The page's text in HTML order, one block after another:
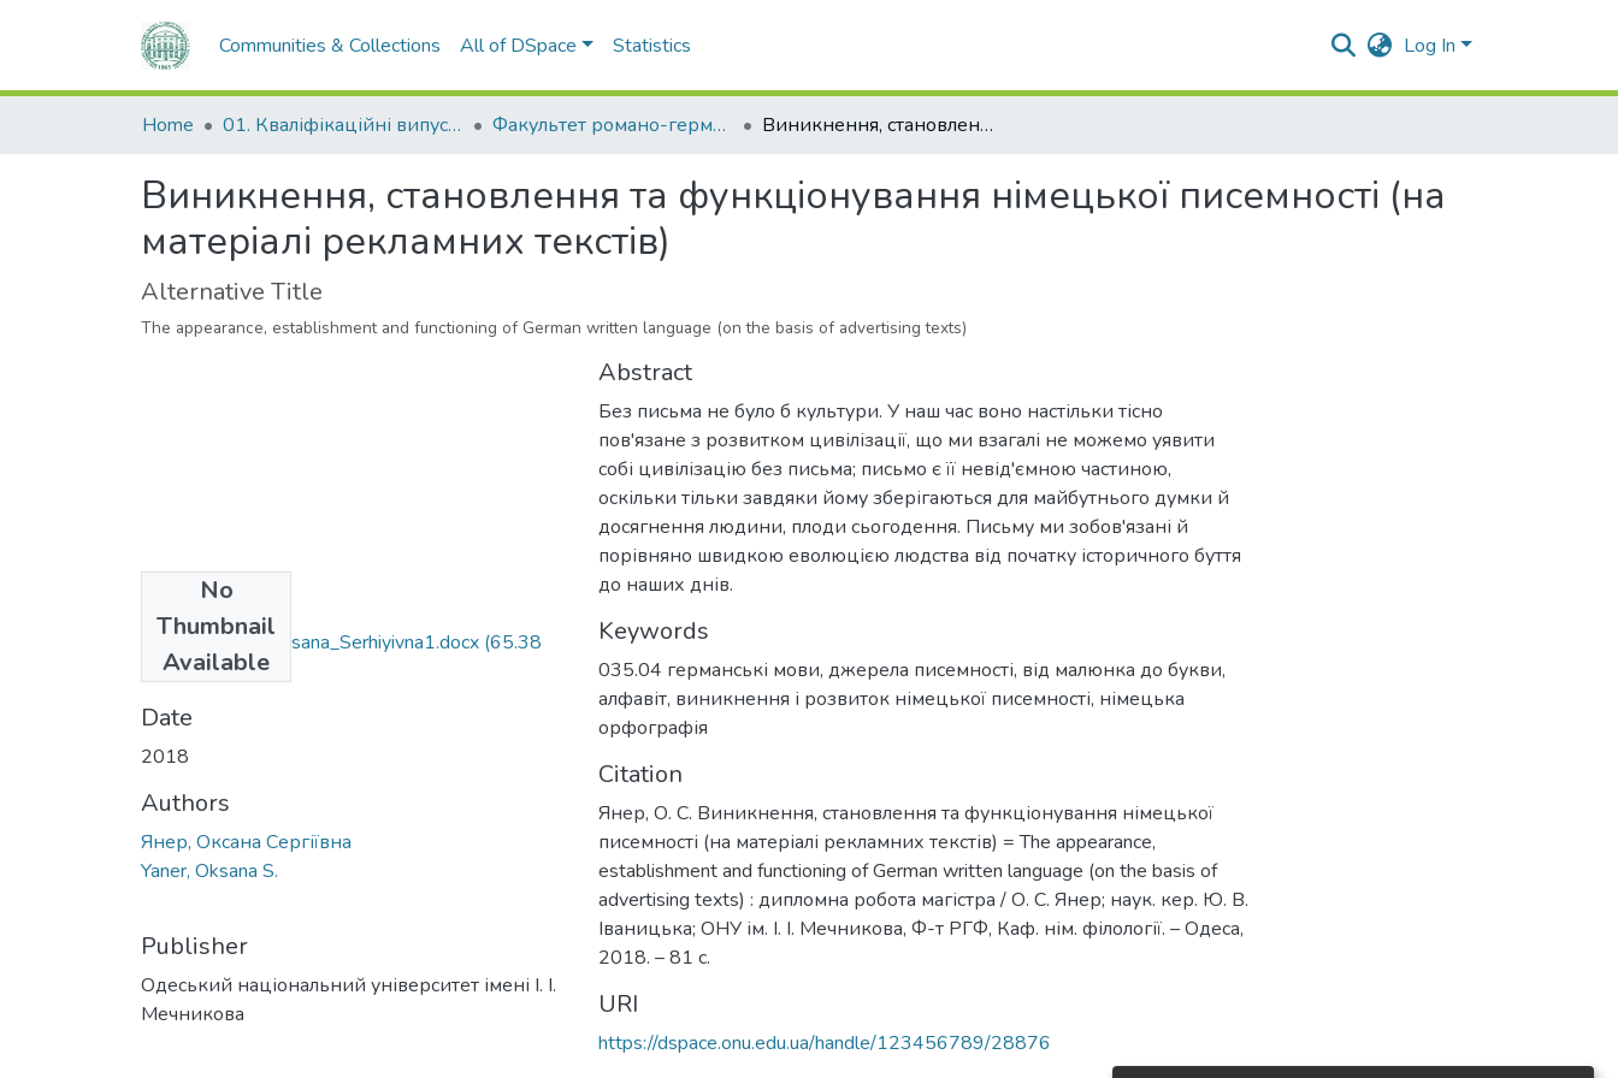
Communities & Collections All of DSpace Statistics Log In
Home 01. Кваліфікаційні випускні роботи здобувачів вищої освіти Факультет романо-германської філології Виникнення, становлення та функціонування німецької писемності (на матеріалі рекламних текстів)
Виникнення, становлення та функціонування німецької писемності (на
матеріалі рекламних текстів)
Alternative Title
The appearance, establishment and functioning of German written language (on the basis of advertising texts)
No
Thumbnail
Available
035.04_Yaner_Oksana_Serhiyivna1.docx (65.38
KB)
Date
2018
Authors
Янер, Оксана Сергіївна
Yaner, Oksana S.
Publisher
Одеський національний університет імені І. І.
Мечникова
Abstract
Без письма не було б культури. У наш час воно настільки тісно
пов'язане з розвитком цивілізації, що ми взагалі не можемо уявити
собі цивілізацію без письма; письмо є її невід'ємною частиною,
оскільки тільки завдяки йому зберігаються для майбутнього думки й
досягнення людини, плоди сьогодення. Письму ми зобов'язані й
порівняно швидкою еволюцією людства від початку історичного буття
до наших днів.
Keywords
035.04 германські мови, джерела писемності, від малюнка до букви,
алфавіт, виникнення і розвиток німецької писемності, німецька
орфографія
Citation
Янер, О. С. Виникнення, становлення та функціонування німецької
писемності (на матеріалі рекламних текстів) = The appearance,
establishment and functioning of German written language (on the basis of
advertising texts) : дипломна робота магістра / О. С. Янер; наук. кер. Ю. В.
Іваницька; ОНУ ім. І. І. Мечникова, Ф-т РГФ, Каф. нім. філології. – Одеса,
2018. – 81 с.
URI
https://dspace.onu.edu.ua/handle/123456789/28876